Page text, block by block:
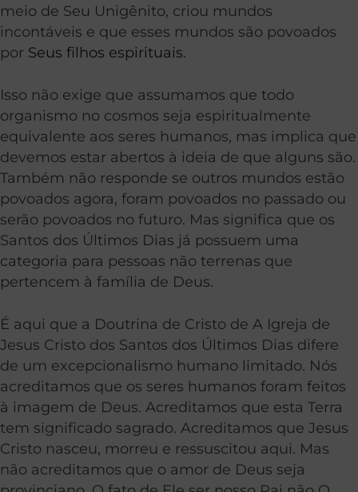
meio de Seu Unigênito, criou mundos
incontáveis e que esses mundos são povoados
por Seus filhos espirituais.
Isso não exige que assumamos que todo
organismo no cosmos seja espiritualmente
equivalente aos seres humanos, mas implica que
devemos estar abertos à ideia de que alguns são.
Também não responde se outros mundos estão
povoados agora, foram povoados no passado ou
serão povoados no futuro. Mas significa que os
Santos dos Últimos Dias já possuem uma
categoria para pessoas não terrenas que
pertencem à família de Deus.
É aqui que a Doutrina de Cristo de A Igreja de
Jesus Cristo dos Santos dos Últimos Dias difere
de um excepcionalismo humano limitado. Nós
acreditamos que os seres humanos foram feitos
à imagem de Deus. Acreditamos que esta Terra
tem significado sagrado. Acreditamos que Jesus
Cristo nasceu, morreu e ressuscitou aqui. Mas
não acreditamos que o amor de Deus seja